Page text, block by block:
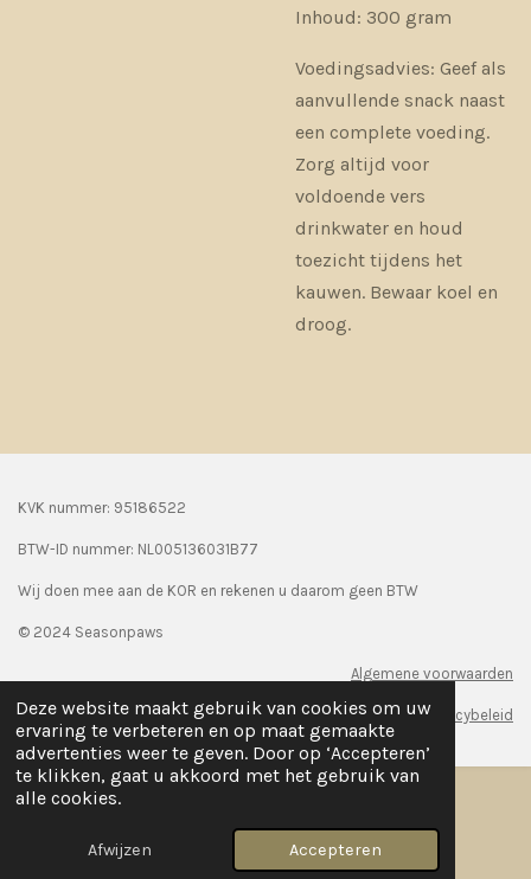
Deze website maakt gebruik van cookies om uw
ervaring te verbeteren en op maat gemaakte
advertenties weer te geven. Door op ‘Accepteren’
te klikken, gaat u akkoord met het gebruik van
alle cookies.
Afwijzen Accepteren
Inhoud: 300 gram
Voedingsadvies: Geef als
aanvullende snack naast
een complete voeding.
Zorg altijd voor
voldoende vers
drinkwater en houd
toezicht tijdens het
kauwen. Bewaar koel en
droog.
KVK nummer: 95186522
BTW-ID nummer: NL005136031B77
Wij doen mee aan de KOR en rekenen u daarom geen BTW
© 2024 Seasonpaws
Algemene voorwaarden
Privacybeleid